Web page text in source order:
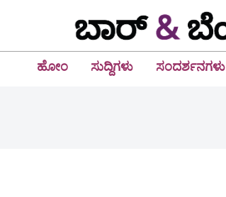
ಹೋಂ ಸುದ್ದಿಗಳು ಸಂದರ್ಶನಗಳು